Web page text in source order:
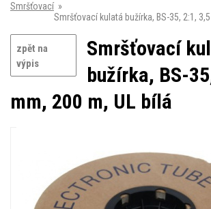
Smršťovací »
Smršťovací kulatá bužírka, BS-35, 2:1,
zpět na
výpis
Smršťovací
bužírka, BS-
mm, 200 m, UL bílá